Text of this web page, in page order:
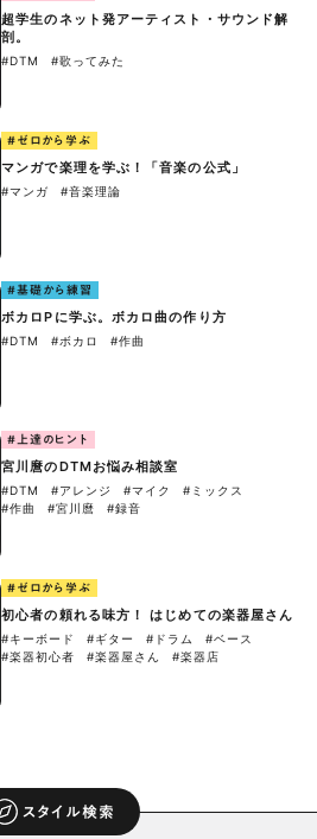
超学生のネット発アーティスト・サウンド解
剖。
#DTM #歌ってみた
#ゼロから学ぶ
マンガで楽理を学ぶ！「音楽の公式」
#マンガ #音楽理論
#基礎から練習
ボカロPに学ぶ。ボカロ曲の作り方
#DTM #ボカロ #作曲
#上達のヒント
宮川麿のDTMお悩み相談室
#DTM #アレンジ #マイク
#ミックス
#作曲
#宮川麿 #録音
#ゼロから学ぶ
初心者の頼れる味方！ はじめての楽器屋さん
#キーボード #ギター #ドラム
#ベース
#楽器初心者
#楽器屋さん #楽器店
スタイル検索